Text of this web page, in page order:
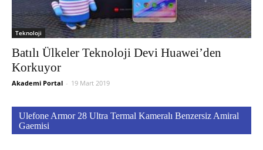
Teknoloji
Batılı Ülkeler Teknoloji Devi Huawei’den
Korkuyor
Akademi Portal - 19 Mart 2019
Ulefone Armor 28 Ultra Termal Kameralı Benzersiz Amiral
Gaemisi